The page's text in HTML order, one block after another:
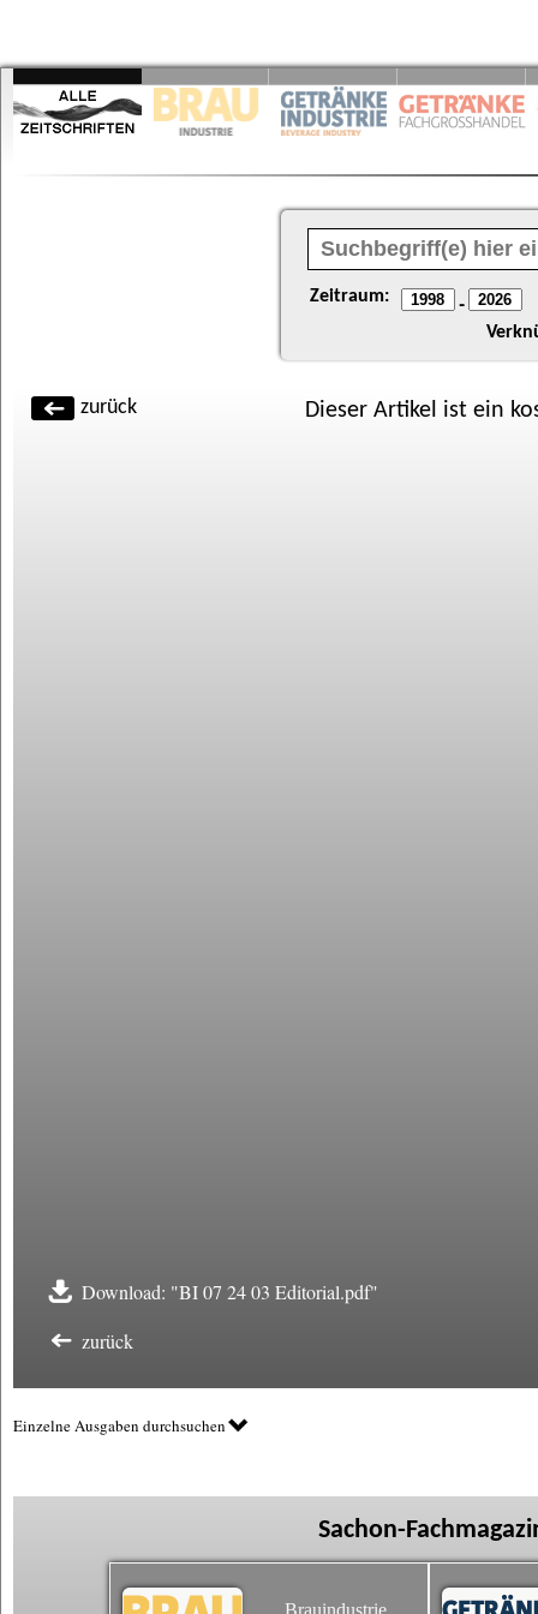
Zeitraum: -
zurück Dieser Artikel ist ein
Download: "BI 07 24 03 Editorial.pdf"
zurück
Einzelne Ausgaben durchsuchen
Sachon-
Brauindustrie